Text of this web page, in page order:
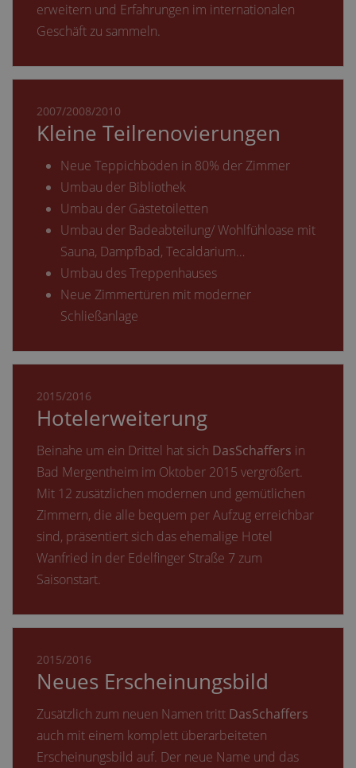
erweitern und Erfahrungen im internationalen
Geschäft zu sammeln.
2007/2008/2010
Kleine Teilrenovierungen
Neue Teppichböden in 80% der Zimmer
Umbau der Bibliothek
Umbau der Gästetoiletten
Umbau der Badeabteilung/ Wohlfühloase mit
Sauna, Dampfbad, Tecaldarium…
Umbau des Treppenhauses
Neue Zimmertüren mit moderner
Schließanlage
2015/2016
Hotelerweiterung
Beinahe um ein Drittel hat sich DasSchaffers in
Bad Mergentheim im Oktober 2015 vergrößert.
Mit 12 zusätzlichen modernen und gemütlichen
Zimmern, die alle bequem per Aufzug erreichbar
sind, präsentiert sich das ehemalige Hotel
Wanfried in der Edelfinger Straße 7 zum
Saisonstart.
2015/2016
Neues Erscheinungsbild
Zusätzlich zum neuen Namen tritt DasSchaffers
auch mit einem komplett überarbeiteten
Erscheinungsbild auf. Der neue Name und das